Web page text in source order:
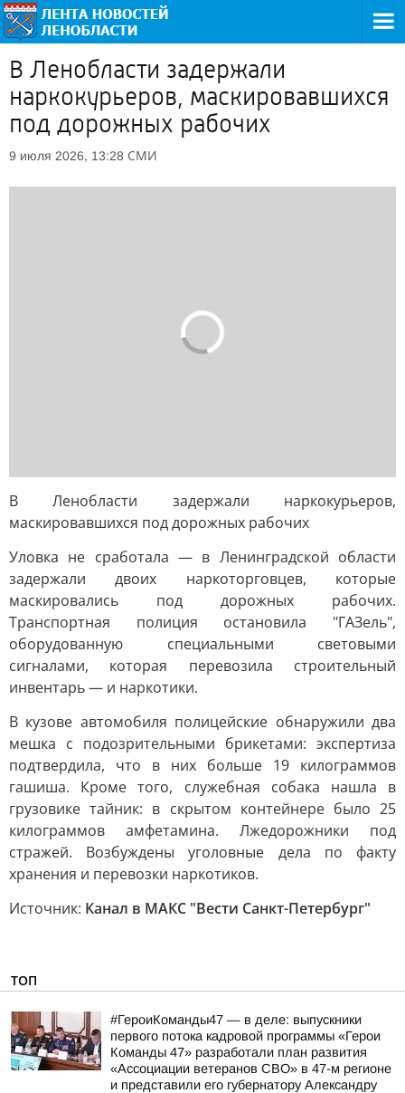
В Ленобласти задержали
наркокурьеров, маскировавшихся
под дорожных рабочих
9 июля 2026, 13:28 СМИ
В Ленобласти задержали наркокурьеров,
маскировавшихся под дорожных рабочих
Уловка не сработала — в Ленинградской области
задержали двоих наркоторговцев, которые
маскировались под дорожных рабочих.
Транспортная полиция остановила "ГАЗель",
оборудованную специальными световыми
сигналами, которая перевозила строительный
инвентарь — и наркотики.
В кузове автомобиля полицейские обнаружили два
мешка с подозрительными брикетами: экспертиза
подтвердила, что в них больше 19 килограммов
гашиша. Кроме того, служебная собака нашла в
грузовике тайник: в скрытом контейнере было 25
килограммов амфетамина. Лжедорожники под
стражей. Возбуждены уголовные дела по факту
хранения и перевозки наркотиков.
Источник: Канал в МАКС "Вести Санкт-Петербург"
ТОП
#ГероиКоманды47 — в деле: выпускники
первого потока кадровой программы «Герои
Команды 47» разработали план развития
«Ассоциации ветеранов СВО» в 47-м регионе
и представили его губернатору Александру